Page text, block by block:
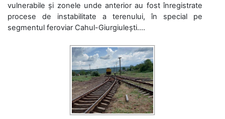
vulnerabile și zonele unde anterior au fost înregistrate
procese de instabilitate a terenului, în special pe
segmentul feroviar Cahul-Giurgiulești....